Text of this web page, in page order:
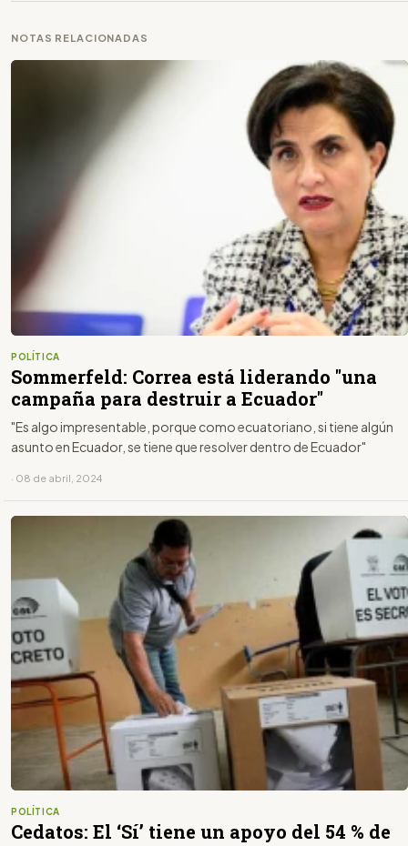
NOTAS RELACIONADAS
POLÍTICA
Sommerfeld: Correa está liderando "una
campaña para destruir a Ecuador"
"Es algo impresentable, porque como ecuatoriano, si tiene algún
asunto en Ecuador, se tiene que resolver dentro de Ecuador"
· 08 de abril, 2024
POLÍTICA
Cedatos: El ‘Sí’ tiene un apoyo del 54 % de